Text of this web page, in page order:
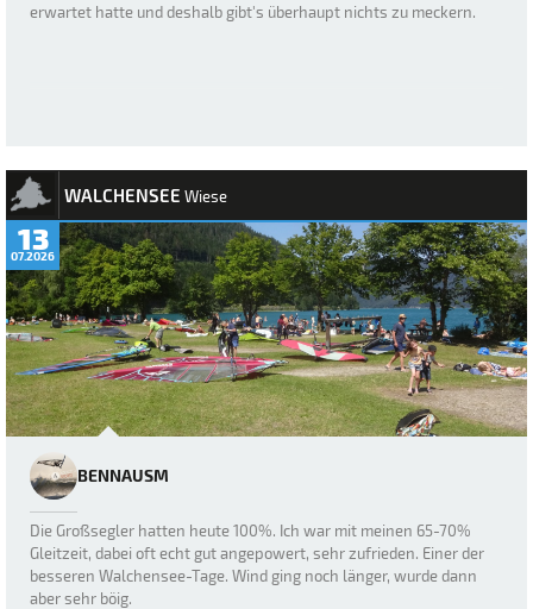
erwartet hatte und deshalb gibt's überhaupt nichts zu meckern.
WALCHENSEE Wiese
13
07.2026
BENNAUSM
Die Großsegler hatten heute 100%. Ich war mit meinen 65-70%
Gleitzeit, dabei oft echt gut angepowert, sehr zufrieden. Einer der
besseren Walchensee-Tage. Wind ging noch länger, wurde dann
aber sehr böig.